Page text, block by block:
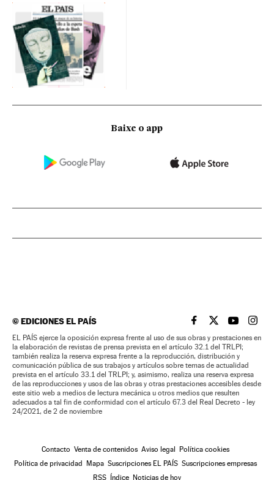
Baixe o app
©EDICIONES EL PAÍS EL PAÍS BRASIL EN
EL PAÍSEL PAÍS
EL
EL PAÍS ejerce la oposición expresa frente al uso de sus obras y prestaciones en
la elaboración de revistas de prensa prevista en el artículo 32.1 del TRLPI;
también realiza la reserva expresa frente a la reproducción, distribución y
comunicación pública de sus trabajos y artículos sobre temas de actualidad
prevista en el artículo 33.1 del TRLPI; y, asimismo, realiza una reserva expresa
de las reproducciones y usos de las obras y otras prestaciones accesibles desde
este sitio web a medios de lectura mecánica u otros medios que resulten
adecuados a tal fin de conformidad con el artículo 67.3 del Real Decreto - ley
24/2021, de 2 de noviembre
Contacto Venta de contenidos Aviso legal Política cookies
Política de privacidad Mapa Suscripciones EL PAÍS Suscripciones empresas
RSS Índice Noticias de hoy